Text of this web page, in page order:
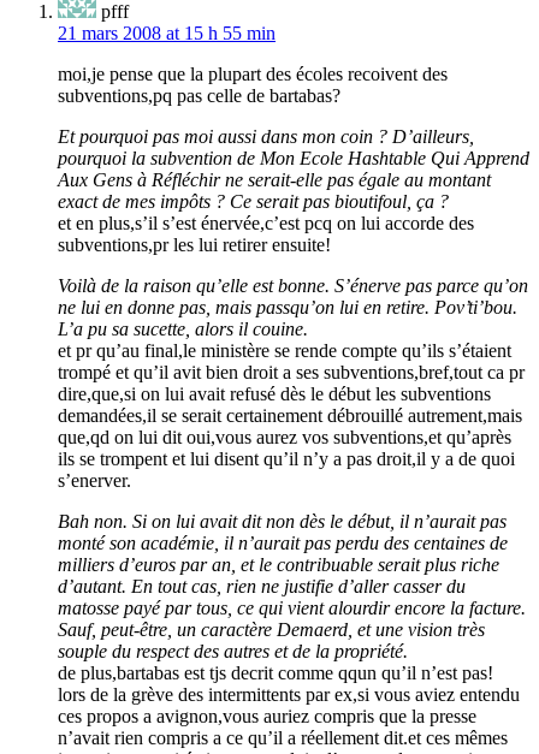
pfff
21 mars 2008 at 15 h 55 min
moi,je pense que la plupart des écoles recoivent des
subventions,pq pas celle de bartabas?
Et pourquoi pas moi aussi dans mon coin ? D’ailleurs,
pourquoi la subvention de Mon Ecole Hashtable Qui Apprend
Aux Gens à Réfléchir ne serait-elle pas égale au montant
exact de mes impôts ? Ce serait pas bioutifoul, ça ?
et en plus,s’il s’est énervée,c’est pcq on lui accorde des
subventions,pr les lui retirer ensuite!
Voilà de la raison qu’elle est bonne. S’énerve pas parce qu’on
ne lui en donne pas, mais passqu’on lui en retire. Pov’ti’bou.
L’a pu sa sucette, alors il couine.
et pr qu’au final,le ministère se rende compte qu’ils s’étaient
trompé et qu’il avit bien droit a ses subventions,bref,tout ca pr
dire,que,si on lui avait refusé dès le début les subventions
demandées,il se serait certainement débrouillé autrement,mais
que,qd on lui dit oui,vous aurez vos subventions,et qu’après
ils se trompent et lui disent qu’il n’y a pas droit,il y a de quoi
s’enerver.
Bah non. Si on lui avait dit non dès le début, il n’aurait pas
monté son académie, il n’aurait pas perdu des centaines de
milliers d’euros par an, et le contribuable serait plus riche
d’autant. En tout cas, rien ne justifie d’aller casser du
matosse payé par tous, ce qui vient alourdir encore la facture.
Sauf, peut-être, un caractère Demaerd, et une vision très
souple du respect des autres et de la propriété.
de plus,bartabas est tjs decrit comme qqun qu’il n’est pas!
lors de la grève des intermittents par ex,si vous aviez entendu
ces propos a avignon,vous auriez compris que la presse
n’avait rien compris a ce qu’il a réellement dit.et ces mêmes